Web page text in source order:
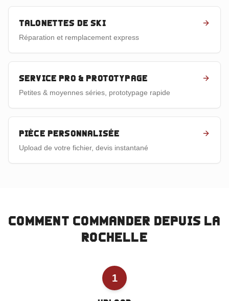
Talonettes de ski
Réparation et remplacement express
Service pro & prototypage
Petites & moyennes séries, prototypage rapide
Pièce personnalisée
Upload de votre fichier, devis instantané
Comment commander depuis La
Rochelle
1